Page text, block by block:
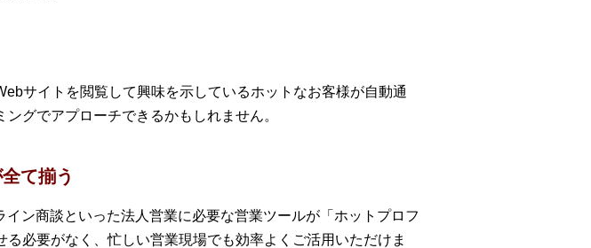
サイトを閲覧して興味を示しているホットなお客様が自動通
グでアプローチできるかもしれません。
て揃う
ン商談といった法人営業に必要な営業ツールが「ホットプロフ
必要がなく、忙しい営業現場でも効率よくご活用いただけま